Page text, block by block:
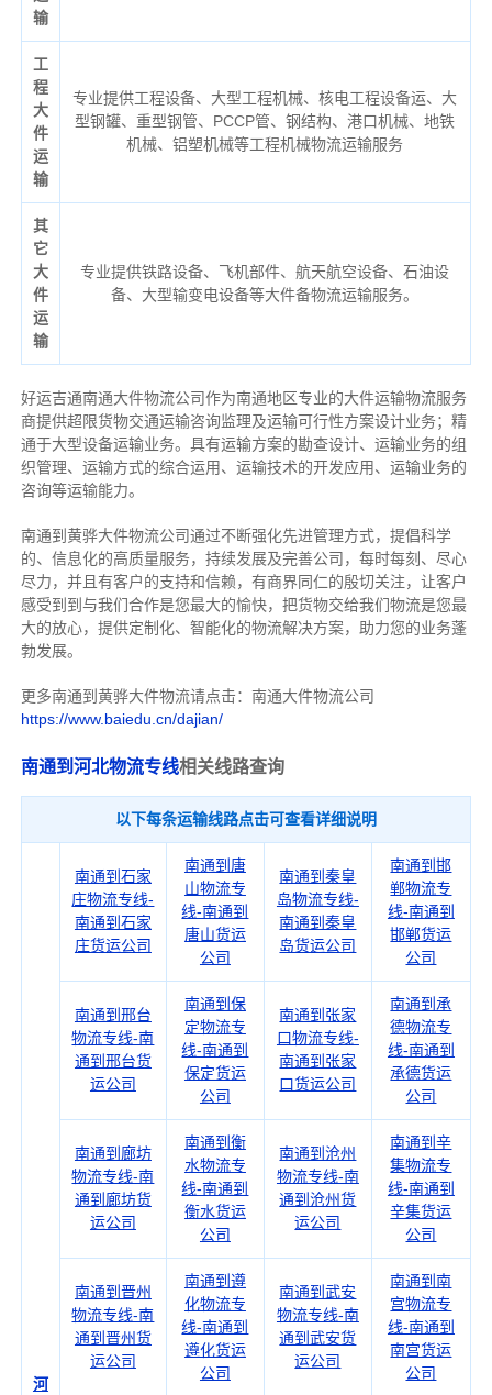
输
工
程
大
件
运
输
专业提供工程设备、大型工程机械、核电工程设备运、大
型钢罐、重型钢管、PCCP管、钢结构、港口机械、地铁
机械、铝塑机械等工程机械物流运输服务
其
它
大
件
运
输
专业提供铁路设备、飞机部件、航天航空设备、石油设
备、大型输变电设备等大件备物流运输服务。
好运吉通南通大件物流公司作为南通地区专业的大件运输物流服务
商提供超限货物交通运输咨询监理及运输可行性方案设计业务；精
通于大型设备运输业务。具有运输方案的勘查设计、运输业务的组
织管理、运输方式的综合运用、运输技术的开发应用、运输业务的
咨询等运输能力。
南通到黄骅大件物流公司通过不断强化先进管理方式，提倡科学
的、信息化的高质量服务，持续发展及完善公司，每时每刻、尽心
尽力， 并且有客户的支持和信赖，有商界同仁的殷切关注， 让客户
感受到到与我们合作是您最大的愉快，把货物交给我们物流是您最
大的放心， 提供定制化、智能化的物流解决方案，助力您的业务蓬
勃发展。
更多南通到黄骅大件物流请点击：南通大件物流公司
https://www.baiedu.cn/dajian/
南通到河北物流专线相关线路查询
以下每条运输线路点击可查看详细说明
河
南通到石家
庄物流专线-
南通到石家
庄货运公司
南通到唐
山物流专
线-南通到
唐山货运
公司
南通到秦皇
岛物流专线-
南通到秦皇
岛货运公司
南通到邯
郸物流专
线-南通到
邯郸货运
公司
南通到邢台
物流专线-南
通到邢台货
运公司
南通到保
定物流专
线-南通到
保定货运
公司
南通到张家
口物流专线-
南通到张家
口货运公司
南通到承
德物流专
线-南通到
承德货运
公司
南通到廊坊
物流专线-南
通到廊坊货
运公司
南通到衡
水物流专
线-南通到
衡水货运
公司
南通到沧州
物流专线-南
通到沧州货
运公司
南通到辛
集物流专
线-南通到
辛集货运
公司
南通到晋州
物流专线-南
通到晋州货
运公司
南通到遵
化物流专
线-南通到
遵化货运
公司
南通到武安
物流专线-南
通到武安货
运公司
南通到南
宫物流专
线-南通到
南宫货运
公司